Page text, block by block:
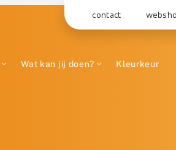
contact
Wat kan jij doen? Kleurkeur